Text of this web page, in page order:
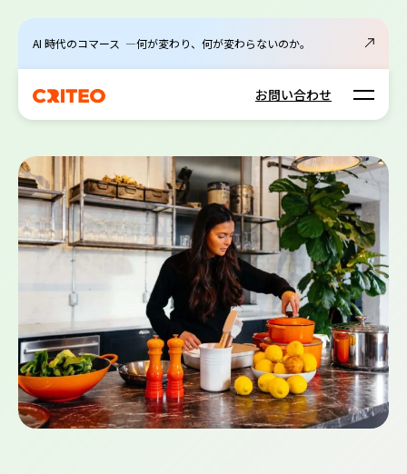
AI 時代のコマース ―何が変わり、何が変わらないのか。
お問い合わせ Open